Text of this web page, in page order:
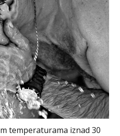
temperaturama iznad 30